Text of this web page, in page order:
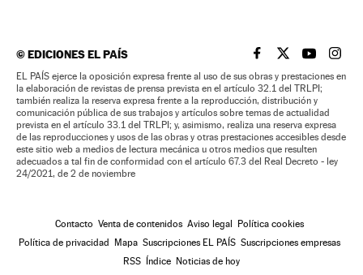
©EDICIONES EL PAÍS EL PAÍS BRASIL EN
EL PAÍSEL PAÍS
EL
EL PAÍS ejerce la oposición expresa frente al uso de sus obras y prestaciones en
la elaboración de revistas de prensa prevista en el artículo 32.1 del TRLPI;
también realiza la reserva expresa frente a la reproducción, distribución y
comunicación pública de sus trabajos y artículos sobre temas de actualidad
prevista en el artículo 33.1 del TRLPI; y, asimismo, realiza una reserva expresa
de las reproducciones y usos de las obras y otras prestaciones accesibles desde
este sitio web a medios de lectura mecánica u otros medios que resulten
adecuados a tal fin de conformidad con el artículo 67.3 del Real Decreto - ley
24/2021, de 2 de noviembre
Contacto Venta de contenidos Aviso legal Política cookies
Política de privacidad Mapa Suscripciones EL PAÍS Suscripciones empresas
RSS Índice Noticias de hoy